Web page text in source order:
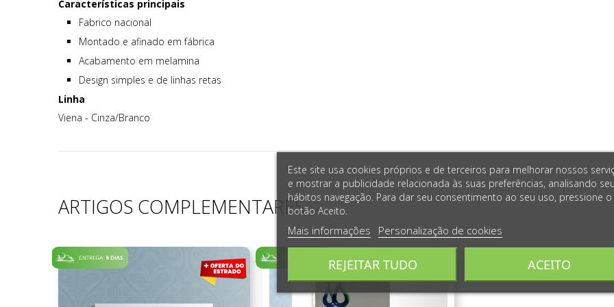
Características principais
Fabrico nacional
Montado e afinado em fábrica
Acabamento em melamina
Design simples e de linhas retas
Linha
Viena - Cinza/Branco
ARTIGOS COMPLEMENTARES
Este site usa cookies próprios e de terceiros para melhorar nossos
e mostrar a publicidade relacionada às suas preferências, analisando
hábitos navegação. Para dar seu consentimento ao seu uso, pressione o
botão Aceito.
Mais informações Personalização de cookies
REJEITAR TUDO ACEITO